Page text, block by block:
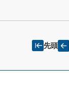
先頭